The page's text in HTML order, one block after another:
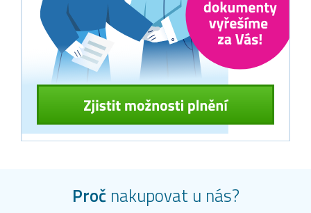
Proč nakupovat u nás?